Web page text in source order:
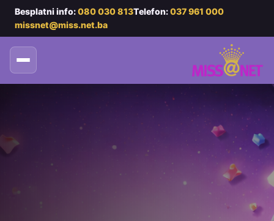
Besplatni info:080 030 813Telefon:037 961 000
missnet@miss.net.ba